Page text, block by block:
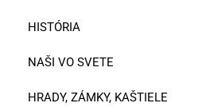
HISTÓRIA
NAŠI VO SVETE
HRADY, ZÁMKY, KAŠTIELE